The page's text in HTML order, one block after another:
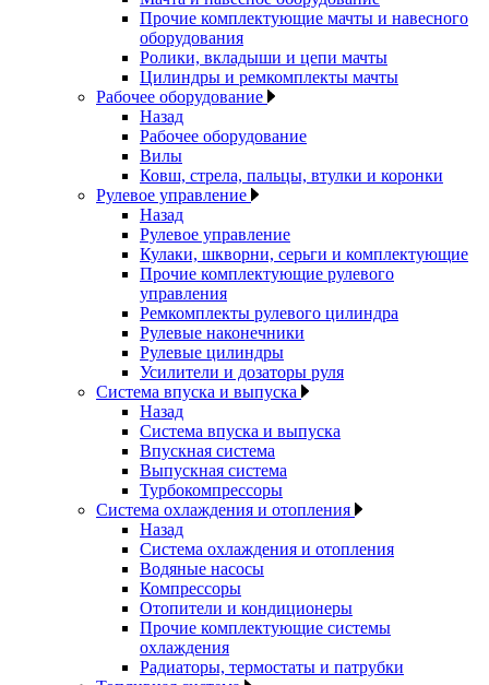
Прочие комплектующие мачты и навесного
оборудования
Ролики, вкладыши и цепи мачты
Цилиндры и ремкомплекты мачты
Рабочее оборудование
Назад
Рабочее оборудование
Вилы
Ковш, стрела, пальцы, втулки и коронки
Рулевое управление
Назад
Рулевое управление
Кулаки, шкворни, серьги и комплектующие
Прочие комплектующие рулевого
управления
Ремкомплекты рулевого цилиндра
Рулевые наконечники
Рулевые цилиндры
Усилители и дозаторы руля
Система впуска и выпуска
Назад
Система впуска и выпуска
Впускная система
Выпускная система
Турбокомпрессоры
Система охлаждения и отопления
Назад
Система охлаждения и отопления
Водяные насосы
Компрессоры
Отопители и кондиционеры
Прочие комплектующие системы
охлаждения
Радиаторы, термостаты и патрубки